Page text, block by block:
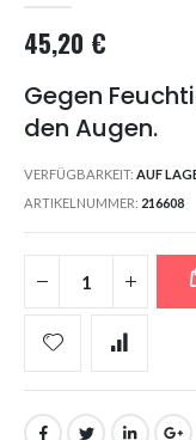
45,20 €
Gegen
den Augen.
VERFÜGBARKEIT: AUF
ARTIKELNUMMER 216608